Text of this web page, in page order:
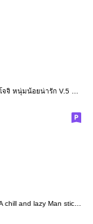
A chill and lazy Man sticker